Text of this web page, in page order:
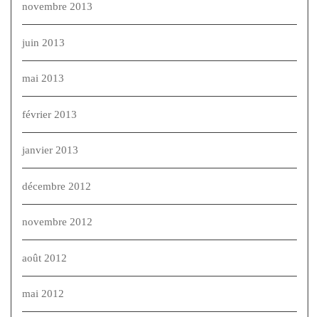
novembre 2013
juin 2013
mai 2013
février 2013
janvier 2013
décembre 2012
novembre 2012
août 2012
mai 2012